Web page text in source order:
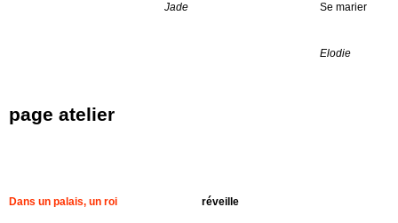
Jade
Se marier
Elodie
page atelier
Dans un palais, un roi réveille